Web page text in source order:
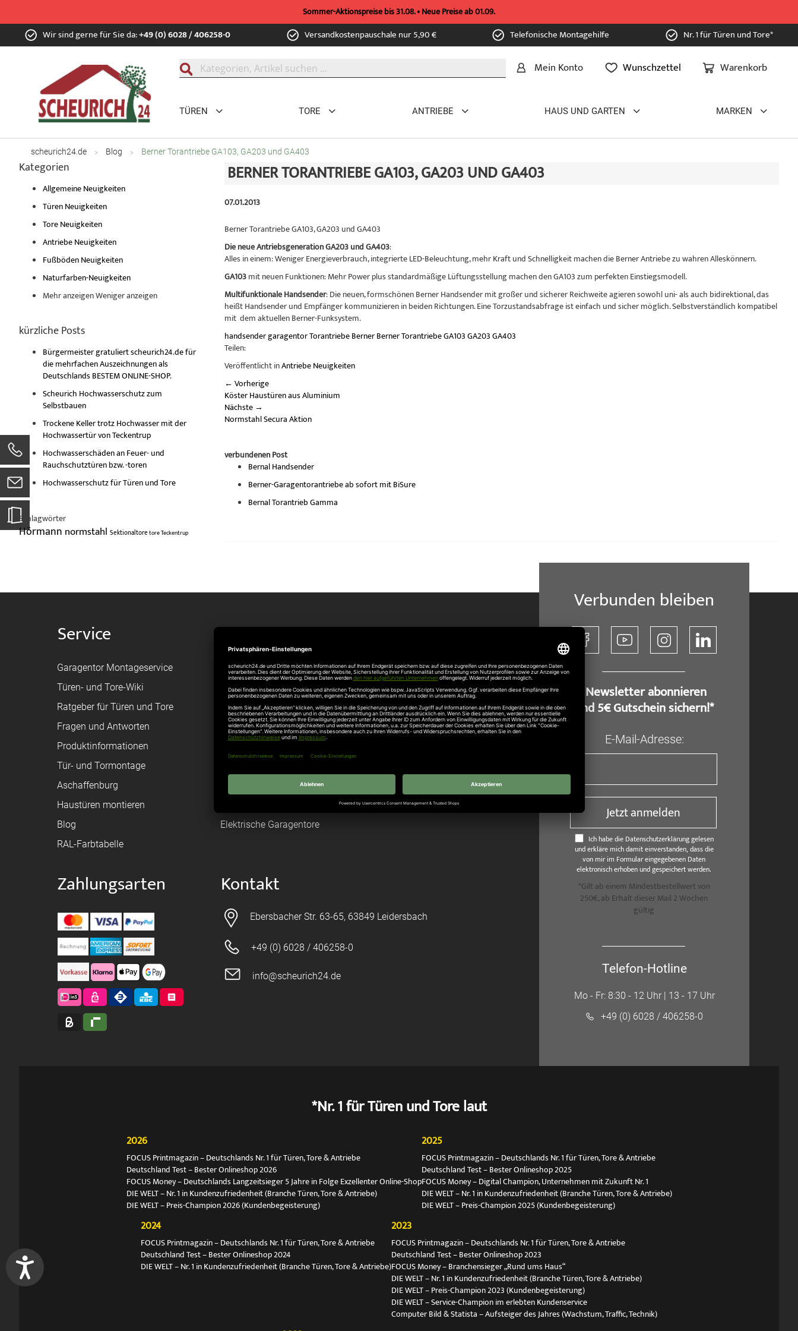
Sommer-Aktionspreise bis 31.08. • Neue Preise ab 01.09.
Zum
Inhalt Wir sind gerne für Sie da:+49 (0) 6028 / 406258-0 Versandkostenpauschale nur 5,90 € Telefonische Montagehilfe Nr. 1 für Türen und Tore*
Warenkorb
Mein Konto Wunschzettel
TÜREN TORE ANTRIEBE HAUS UND GARTEN MARKEN
scheurich24.de Blog Berner Torantriebe GA103, GA203 und GA403
BERNER TORANTRIEBE GA103, GA203 UND GA403
07.01.2013
Berner Torantriebe GA103, GA203 und GA403
Die neue Antriebsgeneration GA203 und GA403:
Alles in einem: Weniger Energieverbrauch, integrierte LED-Beleuchtung, mehr Kraft und Schnelligkeit machen die Berner Antriebe zu wahren Alleskönnern.
GA103mit neuen Funktionen: Mehr Power plus standardmäßige Lüftungsstellung machen den GA103 zum perfekten Einstiegsmodell.
Multifunktionale Handsender: Die neuen, formschönen Berner Handsender mit großer und sicherer Reichweite agieren sowohl uni- als auch bidirektional, das
heißt Handsender und Empfänger kommunizieren in beiden Richtungen. Eine Torzustandsabfrage ist einfach und sicher möglich. Selbstverständlich kompatibel
mit dem aktuellen Berner-Funksystem.
handsendergaragentorTorantriebeBernerBerner TorantriebeGA103GA203GA403
Teilen:
Veröffentlicht inAntriebe Neuigkeiten
← Vorherige
Köster Haustüren aus Aluminium
Nächste →
Normstahl Secura Aktion
verbundenen Post
Bernal Handsender
Berner-Garagentorantriebe ab sofort mit BiSure
Bernal Torantrieb Gamma
Kategorien
Allgemeine Neuigkeiten
Türen Neuigkeiten
Tore Neuigkeiten
Antriebe Neuigkeiten
Fußböden Neuigkeiten
Naturfarben-Neuigkeiten
Mehr anzeigenWeniger anzeigen
kürzliche Posts
Bürgermeister gratuliert scheurich24.de für
die mehrfachen Auszeichnungen als
Deutschlands BESTEM ONLINE-SHOP.
Scheurich Hochwasserschutz zum
Selbstbauen
Trockene Keller trotz Hochwasser mit der
Hochwassertür von Teckentrup
Hochwasserschäden an Feuer- und
Rauchschutztüren bzw. -toren
Hochwasserschutz für Türen und Tore
Schlagwörter
Hörmann normstahl SektionaltoretoreTeckentrup
Service
Garagentor Montageservice
Türen- und Tore-Wiki
Ratgeber für Türen und Tore
Fragen und Antworten
Produktinformationen
Tür- und Tormontage
Aschaffenburg
Haustüren montieren
Blog
RAL-Farbtabelle
Shop
Versand
Zahlungsarten
Bestellvorgang
Registrieren
Montageanleitungen
Elektrische Garagentore
Unternehmen
Über uns
Stellenangebote
Hersteller
Hörmann Türen
Zahlungsarten Kontakt
Ebersbacher Str. 63-65, 63849 Leidersbach
+49 (0) 6028 / 406258-0
info@scheurich24.de
Verbunden bleiben
​ Newsletter abonnieren
und 5€ Gutschein sichern!*
E-Mail-Adresse:
Jetzt anmelden
Ich habe die Datenschutzerklärung gelesen
und erkläre mich damit einverstanden, dass die
von mir im Formular eingegebenen Daten
elektronisch erhoben und gespeichert werden.
*Gilt ab einem Mindestbestellwert von
250€, ab Erhalt dieser Mail 2 Wochen
gültig
Telefon-Hotline
Mo - Fr: 8:30 - 12 Uhr | 13 - 17 Uhr
+49 (0) 6028 / 406258-0
*Nr. 1 für Türen und Tore laut
2026
FOCUS Printmagazin – Deutschlands Nr. 1 für Türen, Tore & Antriebe
Deutschland Test – Bester Onlineshop 2026
FOCUS Money – Deutschlands Langzeitsieger 5 Jahre in Folge Exzellenter Online-Shop
DIE WELT – Nr. 1 in Kundenzufriedenheit (Branche Türen, Tore & Antriebe)
DIE WELT – Preis-Champion 2026 (Kundenbegeisterung)
2025
FOCUS Printmagazin – Deutschlands Nr. 1 für Türen, Tore & Antriebe
Deutschland Test – Bester Onlineshop 2025
FOCUS Money – Digital Champion, Unternehmen mit Zukunft Nr. 1
DIE WELT – Nr. 1 in Kundenzufriedenheit (Branche Türen, Tore & Antriebe)
DIE WELT – Preis-Champion 2025 (Kundenbegeisterung)
2024
FOCUS Printmagazin – Deutschlands Nr. 1 für Türen, Tore & Antriebe
Deutschland Test – Bester Onlineshop 2024
DIE WELT – Nr. 1 in Kundenzufriedenheit (Branche Türen, Tore & Antriebe)
2023
FOCUS Printmagazin – Deutschlands Nr. 1 für Türen, Tore & Antriebe
Deutschland Test – Bester Onlineshop 2023
FOCUS Money – Branchensieger „Rund ums Haus“
DIE WELT – Nr. 1 in Kundenzufriedenheit (Branche Türen, Tore & Antriebe)
DIE WELT – Preis-Champion 2023 (Kundenbegeisterung)
DIE WELT – Service-Champion im erlebten Kundenservice
Computer Bild & Statista – Aufsteiger des Jahres (Wachstum, Traffic, Technik)